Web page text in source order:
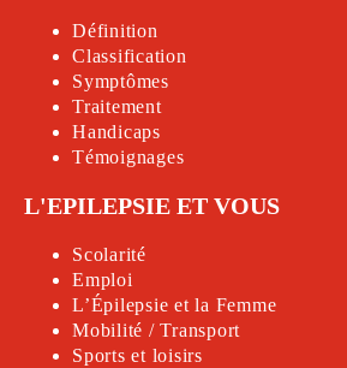
Définition
Classification
Symptômes
Traitement
Handicaps
Témoignages
L'EPILEPSIE ET VOUS
Scolarité
Emploi
L’Épilepsie et la Femme
Mobilité / Transport
Sports et loisirs